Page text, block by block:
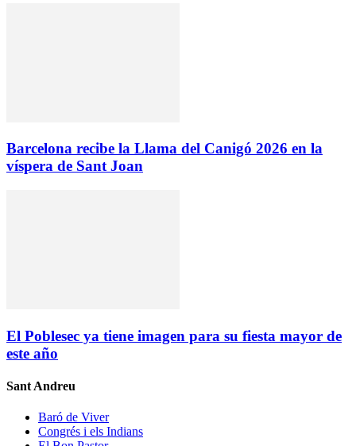
Barcelona recibe la Llama del Canigó 2026 en la
víspera de Sant Joan
El Poblesec ya tiene imagen para su fiesta mayor de
este año
Sant Andreu
Baró de Viver
Congrés i els Indians